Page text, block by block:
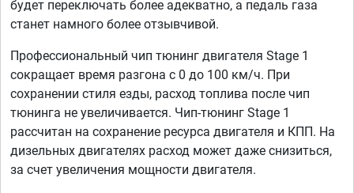
будет переключать более адекватно, а педаль газа
станет намного более отзывчивой.
Профессиональный чип тюнинг двигателя Stage 1
сокращает время разгона с 0 до 100 км/ч. При
сохранении стиля езды, расход топлива после чип
тюнинга не увеличивается. Чип-тюнинг Stage 1
рассчитан на сохранение ресурса двигателя и КПП. На
дизельных двигателях расход может даже снизиться,
за счет увеличения мощности двигателя.